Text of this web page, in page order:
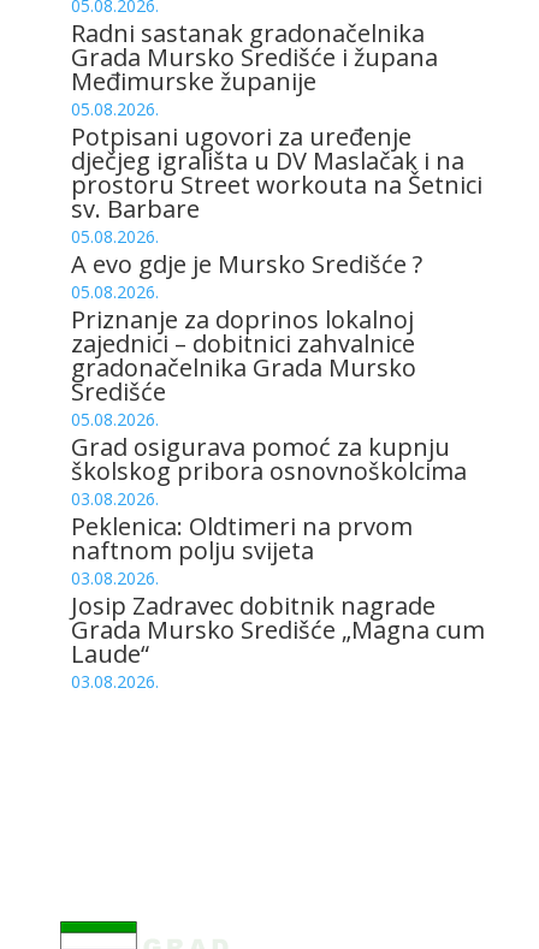
05.08.2026.
Radni sastanak gradonačelnika
Grada Mursko Središće i župana
Međimurske županije
05.08.2026.
Potpisani ugovori za uređenje
dječjeg igrališta u DV Maslačak i na
prostoru Street workouta na Šetnici
sv. Barbare
05.08.2026.
A evo gdje je Mursko Središće ?
05.08.2026.
Priznanje za doprinos lokalnoj
zajednici – dobitnici zahvalnice
gradonačelnika Grada Mursko
Središće
05.08.2026.
Grad osigurava pomoć za kupnju
školskog pribora osnovnoškolcima
03.08.2026.
Peklenica: Oldtimeri na prvom
naftnom polju svijeta
03.08.2026.
Josip Zadravec dobitnik nagrade
Grada Mursko Središće „Magna cum
Laude“
03.08.2026.